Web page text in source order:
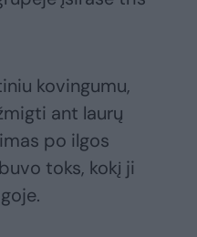
kovingumu,
ant laurų
po ilgos
toks, kokį ji